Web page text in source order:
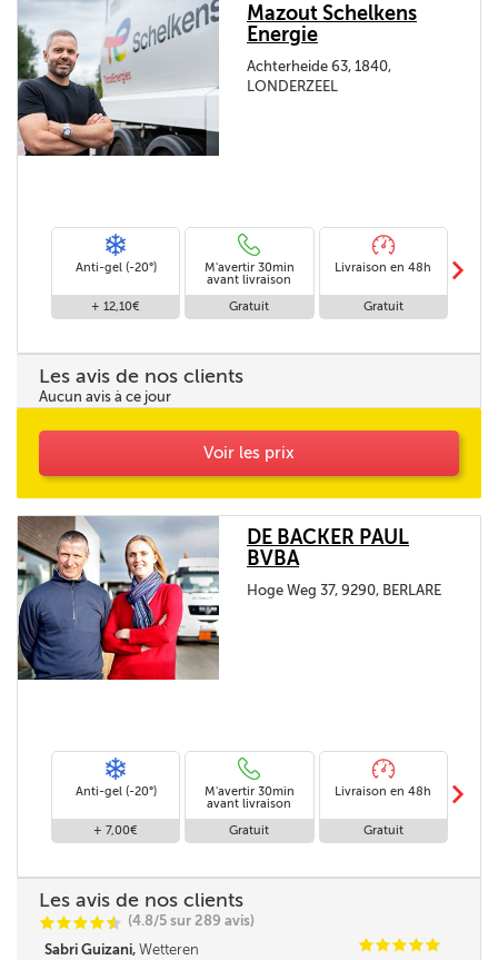
Mazout Schelkens
Energie
Achterheide 63, 1840,
LONDERZEEL
Anti-gel (-20°)
+ 12,10€
M'avertir 30min
avant livraison
Gratuit
Livraison en 48h
Gratuit
m
Les avis de nos clients
Aucun avis à ce jour
Voir les prix
DE BACKER PAUL
BVBA
Hoge Weg 37, 9290, BERLARE
Anti-gel (-20°)
+ 7,00€
M'avertir 30min
avant livraison
Gratuit
Livraison en 48h
Gratuit
m
Les avis de nos clients
CCCCi
@ (4.8/5 sur 289 avis)
Sabri Guizani, Wetteren CCCCC